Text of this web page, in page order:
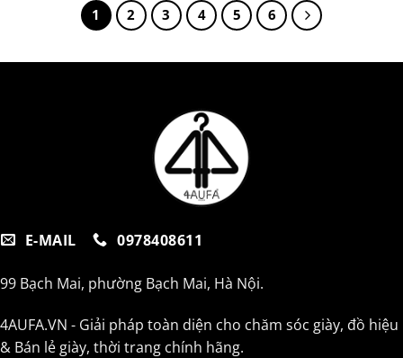
1 2 3 4 5 6
E-MAIL 0978408611
99 Bạch Mai, phường Bạch Mai, Hà Nội.
4AUFA.VN - Giải pháp toàn diện cho chăm sóc giày, đồ hiệu
& Bán lẻ giày, thời trang chính hãng.